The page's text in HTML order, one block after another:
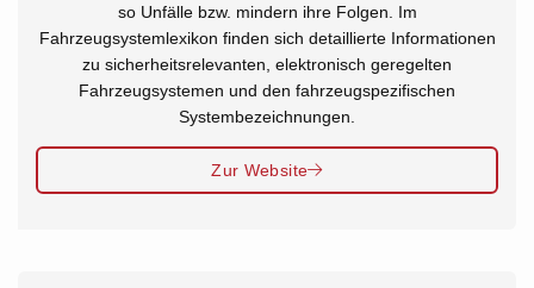
so Unfälle bzw. mindern ihre Folgen. Im
Fahrzeugsystemlexikon finden sich detaillierte Informationen
zu sicherheitsrelevanten, elektronisch geregelten
Fahrzeugsystemen und den fahrzeugspezifischen
Systembezeichnungen.
Zur Website